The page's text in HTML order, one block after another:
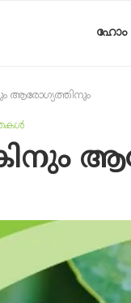
ഹോം
ആരോഗ്യത്തിനും